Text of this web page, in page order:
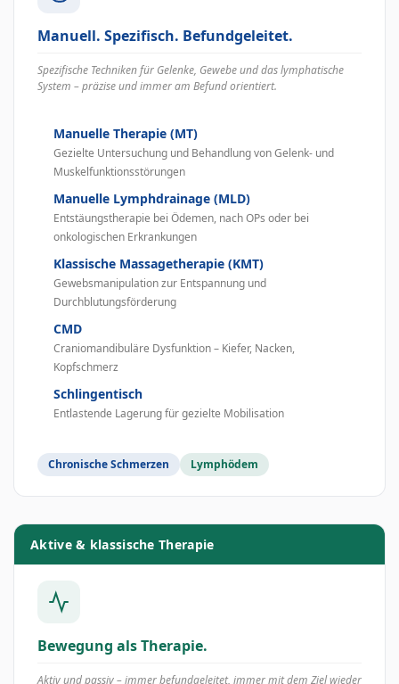
Manuell. Spezifisch. Befundgeleitet.
Spezifische Techniken für Gelenke, Gewebe und das lymphatische
System – präzise und immer am Befund orientiert.
Manuelle Therapie (MT)
Gezielte Untersuchung und Behandlung von Gelenk- und
Muskelfunktionsstörungen
Manuelle Lymphdrainage (MLD)
Entstäungstherapie bei Ödemen, nach OPs oder bei
onkologischen Erkrankungen
Klassische Massagetherapie (KMT)
Gewebsmanipulation zur Entspannung und
Durchblutungsförderung
CMD
Craniomandibuläre Dysfunktion – Kiefer, Nacken,
Kopfschmerz
Schlingentisch
Entlastende Lagerung für gezielte Mobilisation
Chronische Schmerzen Lymphödem
Aktive & klassische Therapie
Bewegung als Therapie.
Aktiv und passiv – immer befundgeleitet, immer mit dem Ziel wieder